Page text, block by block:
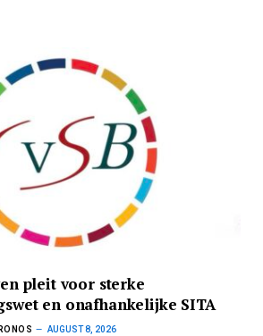
pleit voor sterke
en onafhankelijke SITA
AUGUST 8, 2026